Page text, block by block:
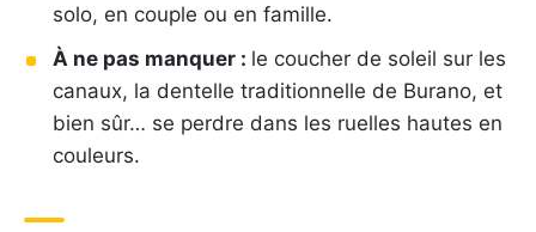
solo, en couple ou en famille.
À ne pas manquer : le coucher de soleil sur les
canaux, la dentelle traditionnelle de Burano, et
bien sûr… se perdre dans les ruelles hautes en
couleurs.